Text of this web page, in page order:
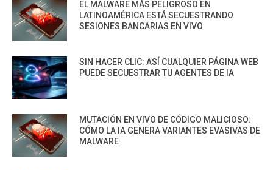
EL MALWARE MÁS PELIGROSO EN
LATINOAMÉRICA ESTÁ SECUESTRANDO
SESIONES BANCARIAS EN VIVO
SIN HACER CLIC: ASÍ CUALQUIER PÁGINA WEB
PUEDE SECUESTRAR TU AGENTES DE IA
MUTACIÓN EN VIVO DE CÓDIGO MALICIOSO:
CÓMO LA IA GENERA VARIANTES EVASIVAS DE
MALWARE